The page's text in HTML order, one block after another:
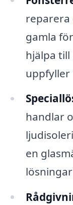
reparera
gamla
hjälpa
uppfyller
handlar
en